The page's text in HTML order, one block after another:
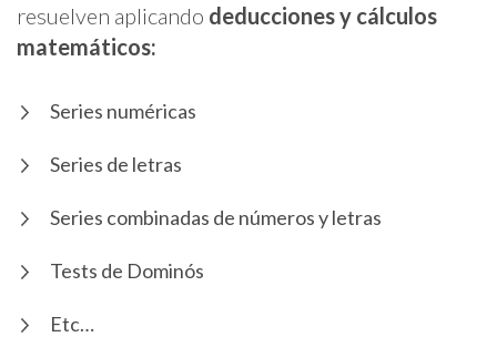
resuelven aplicando deducciones y cálculos
matemáticos:
Series numéricas
Series de letras
Series combinadas de números y letras
Tests de Dominós
Etc…